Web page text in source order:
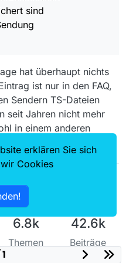
sind
hat überhaupt nichts
ist nur in den FAQ,
Sendern TS-Dateien
seit Jahren nicht mehr
in einem anderen
6.8k
Themen
42.6k
Beiträge
erklären Sie sich
Cookies